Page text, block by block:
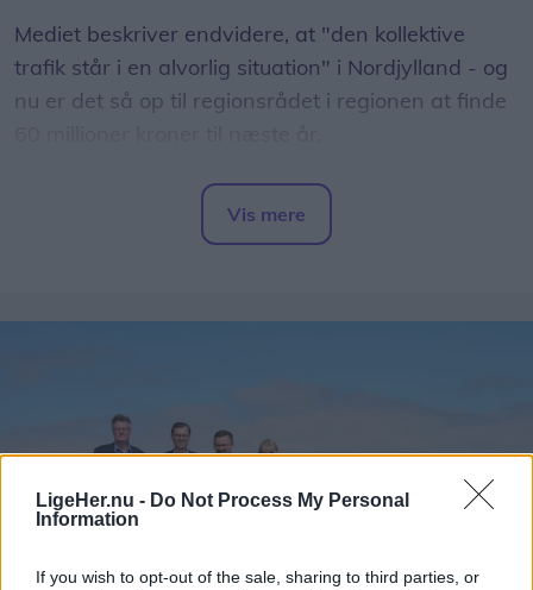
LigeHer.nu - Do Not Process My Personal
Information
If you wish to opt-out of the sale, sharing to third parties, or
Mediet beskriver endvidere, at "den kollektive
trafik står i en alvorlig situation" i Nordjylland - og
nu er det så op til regionsrådet i regionen at finde
- Det er et svimlende beløb, indleder
regionsrådsmedlem Susanne Flydtkjær, inden hun
- Jeg frygter især, at vi må reducere eller lukke
Helt konkret kan de manglende millioner medføre,
at nogle ruter må sløjfes helt - mens andre ruter
måske får færre afgange, skriver mediet.
Vis mere